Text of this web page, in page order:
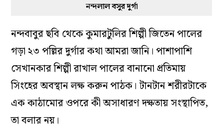
নন্দলাল বসুর দুর্গা
নন্দবাবুর ছবি থেকে কুমারটুলির শিল্পী জিতেন পালের
গড়া ২৩ পল্লির দুর্গার কথা আমরা জানি। পাশাপাশি
সেখানকার শিল্পী রাখাল পালের বানানো প্রতিমায়
সিংহের অবস্থান লক্ষ করুন পাঠক। টানটান শরীরটাকে
এক কাঠামোর ওপরে কী অসাধারণ দক্ষতায় সংস্থাপিত,
তা বলার নয়।